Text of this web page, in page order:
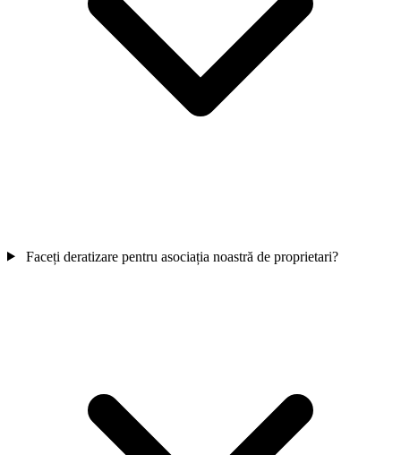
Faceți deratizare pentru asociația noastră de proprietari?